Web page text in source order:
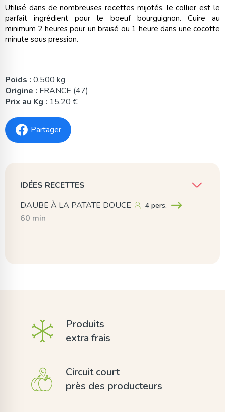
Utilisé dans de nombreuses recettes mijotés, le collier est le
parfait ingrédient pour le boeuf bourguignon. Cuire au
minimum 2 heures pour un braisé ou 1 heure dans une cocotte
minute sous pression.
Poids : 0.500 kg
Origine : FRANCE (47)
Prix au Kg : 15.20 €
Partager
IDÉES RECETTES
DAUBE À LA PATATE DOUCE
4 pers.
60 min
Produits
extra frais
Circuit court
près des producteurs